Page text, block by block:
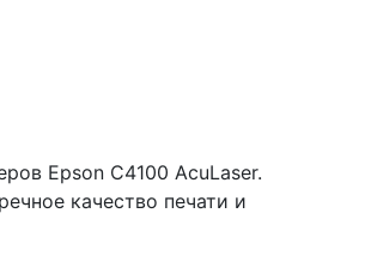
Epson C4100 AcuLaser.
качество печати и